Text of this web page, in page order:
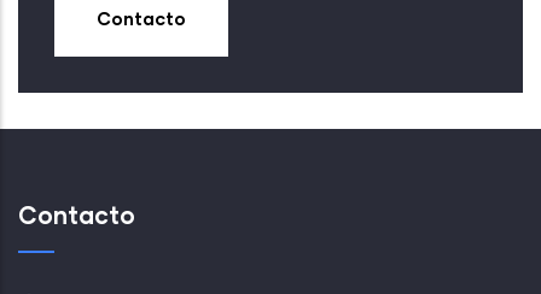
Contacto
Contacto